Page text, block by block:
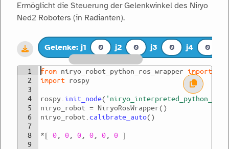
Aktorik
Werkzeuge
Ermöglicht die Steuerung der Gelenkwinkel des Niryo
Ned2 Roboters (in Radianten).
0 0 0 0
Gelenke: j1 j2 j3 j4
1
2
3
4
5
6
7
8
9
from niryo_robot_python_ros_wrapper import
import rospy
rospy init_node(
niryo_robot = NiryoRosWrapper( )
niryo_robot calibrate_auto( )
*[ 0 0 0 0 0 0 ]